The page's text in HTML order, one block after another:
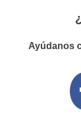
Ayúdanos